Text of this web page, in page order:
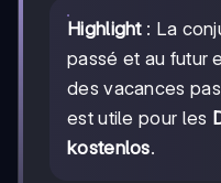
Highlight: La
passé et au futur
des vacances
est utile pour les
kostenlos.